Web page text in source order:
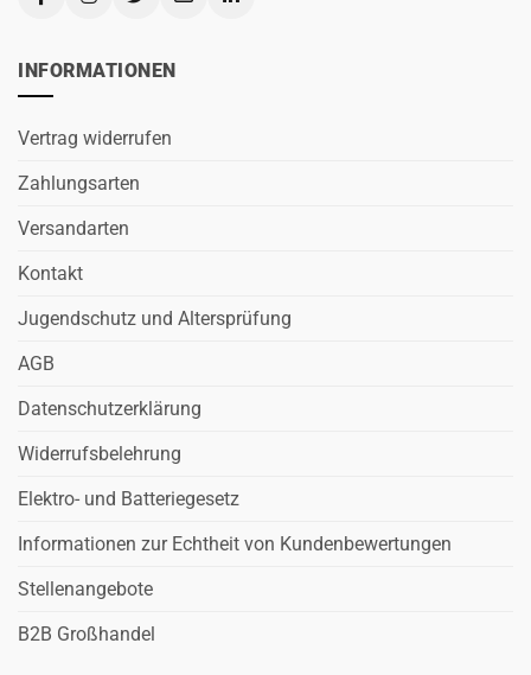
INFORMATIONEN
Vertrag widerrufen
Zahlungsarten
Versandarten
Kontakt
Jugendschutz und Altersprüfung
AGB
Datenschutzerklärung
Widerrufsbelehrung
Elektro- und Batteriegesetz
Informationen zur Echtheit von Kundenbewertungen
Stellenangebote
B2B Großhandel